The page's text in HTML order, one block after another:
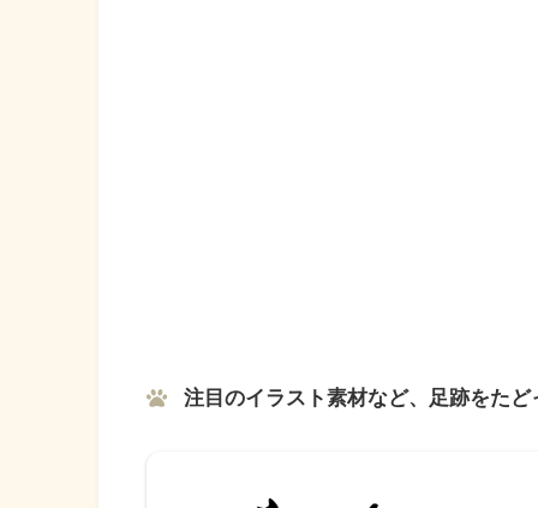
注目のイラスト素材など、 足跡をたど